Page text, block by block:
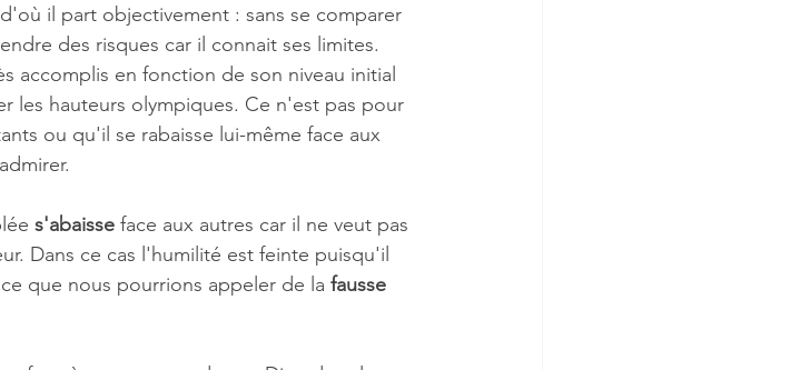
il part objectivement : sans se comparer
des risques car il connait ses limites.
accomplis en fonction de son niveau initial
les hauteurs olympiques. Ce n'est pas pour
ou qu'il se rabaisse lui-même face aux
s'abaisse face aux autres car il ne veut pas
Dans ce cas l'humilité est feinte puisqu'il
que nous pourrions appeler de la fausse